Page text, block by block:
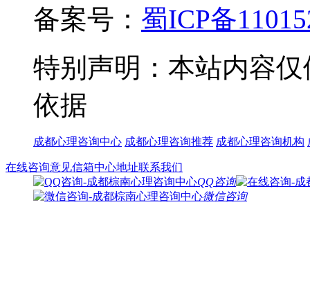
备案号： 蜀ICP备
特别声明：本站内容
依据
成都心理咨询中心 成都心理咨询推荐 成都心理咨询机构
在线咨询意见信箱中心地址联系我们
QQ咨询
微信咨询